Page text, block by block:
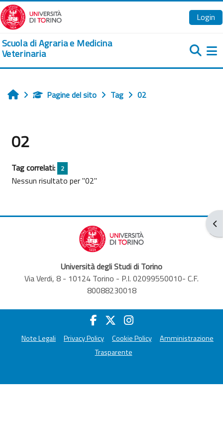
Vai al contenuto principale
Login
Scuola di Agraria e Medicina
Veterinaria
HomePagine del sito Tag 02
02
Tag correlati: 2
Nessun risultato per "02"
Università degli Studi di Torino
Via Verdi, 8 - 10124 Torino - P.I. 02099550010- C.F.
80088230018
Note Legali Privacy Policy Cookie Policy
Amministrazione
Trasparente